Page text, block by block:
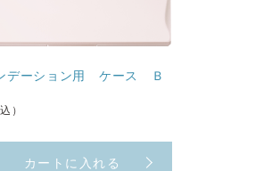
デーション用 ケース Ｂ
）
カートに入れる